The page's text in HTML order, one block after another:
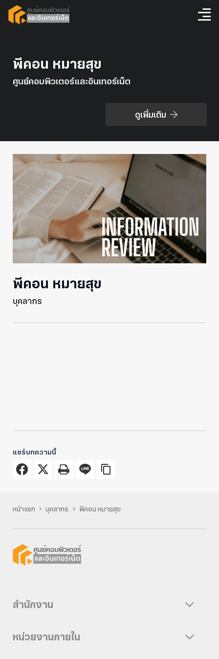
พีคอน หมายสุข
ศูนย์คอมพิวเตอร์และอินเทอร์เน็ต
ดูเพิ่มเติม
พีคอน หมายสุข
บุคลากร
แชร์บทความนี้
หน้าแรก บุคลากร พีคอน หมายสุข
สำนักงาน
หน่วยงานภายใน